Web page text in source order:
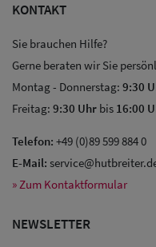
Sale: Caps
KONTAKT
Sie brauchen Hilfe?
Gerne beraten wir Sie
Montag - Donnerstag: 9:30
Freitag: 9:30 Uhr bis 16:00
Telefon: +49 (0)89 599 884 0
E-Mail:
» Zum Kontaktformular
NEWSLETTER